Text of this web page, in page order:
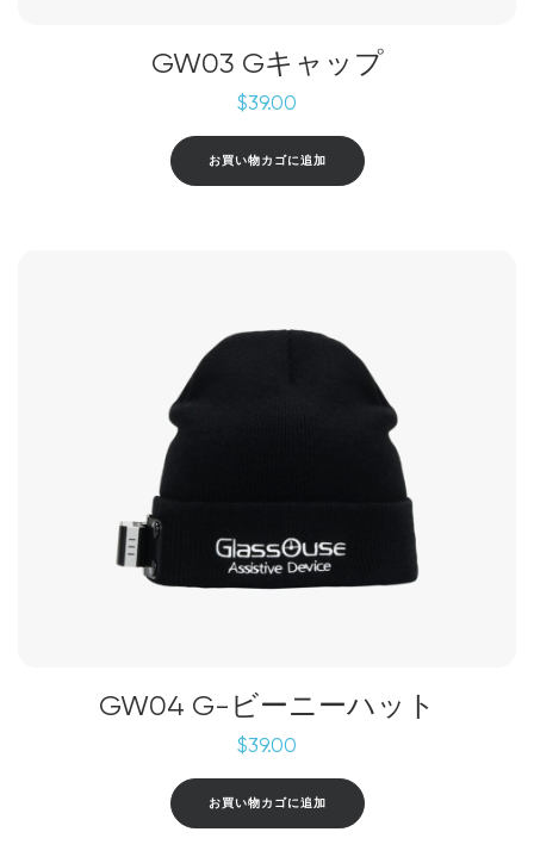
GW03 Gキャップ
$39.00
お買い物カゴに追加
GW04 G-ビーニーハット
$39.00
お買い物カゴに追加